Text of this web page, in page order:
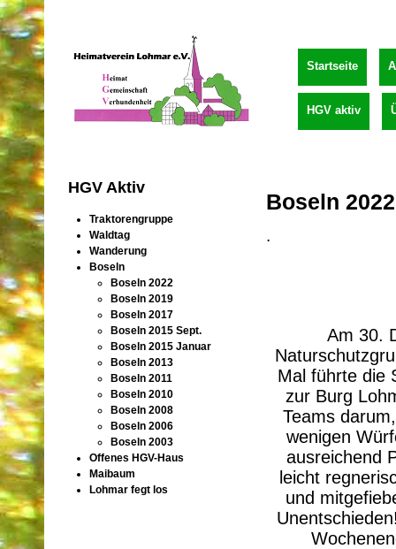
Startseite
HGV aktiv
HGV Aktiv
Traktorengruppe
Waldtag
Wanderung
Boseln
Boseln 2022
Boseln 2019
Boseln 2017
Boseln 2015 Sept.
Boseln 2015 Januar
Boseln 2013
Boseln 2011
Boseln 2010
Boseln 2008
Boseln 2006
Boseln 2003
Offenes HGV-Haus
Maibaum
Lohmar fegt los
Boseln 2022
.
Am 30.
Mal führte die
zur Burg
Teams
wenigen
ausreichend
leicht
und